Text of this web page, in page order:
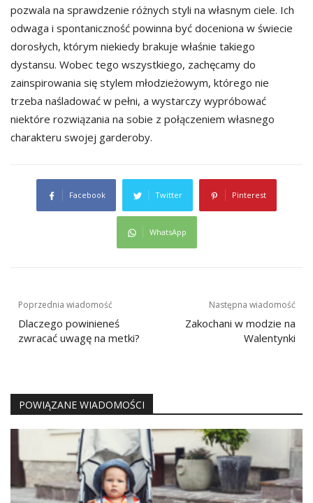
pozwala na sprawdzenie różnych styli na własnym ciele. Ich
odwaga i spontaniczność powinna być doceniona w świecie
dorosłych, którym niekiedy brakuje właśnie takiego
dystansu. Wobec tego wszystkiego, zachęcamy do
zainspirowania się stylem młodzieżowym, którego nie
trzeba naśladować w pełni, a wystarczy wypróbować
niektóre rozwiązania na sobie z połączeniem własnego
charakteru swojej garderoby.
Facebook Twitter Pinterest
WhatsApp
Nawigacja
wpisu
Poprzednia wiadomość
Dlaczego powinieneś
zwracać uwagę na metki?
Następna wiadomość
Zakochani w modzie na
Walentynki
POWIĄZANE WIADOMOŚCI